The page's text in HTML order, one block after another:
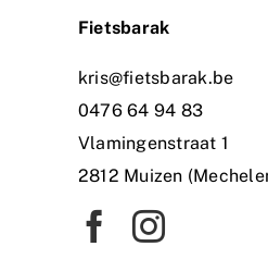
Fietsbarak
kris@fietsbarak.be
0476 64 94 83
Vlamingenstraat 1
2812 Muizen